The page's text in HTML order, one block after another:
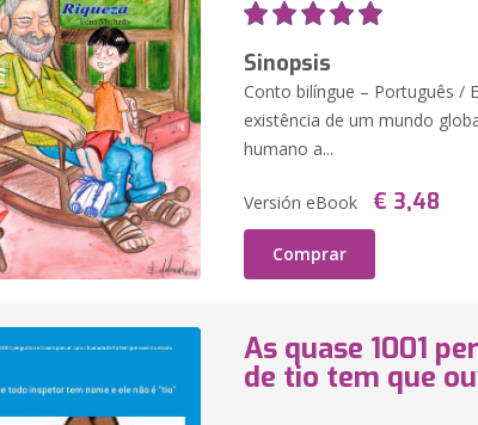
Sinopsis
Conto bilíngue – Português /
existência de um mundo
humano a...
Versión eBook € 3,48
Comprar
As quase 1001
de tio tem que